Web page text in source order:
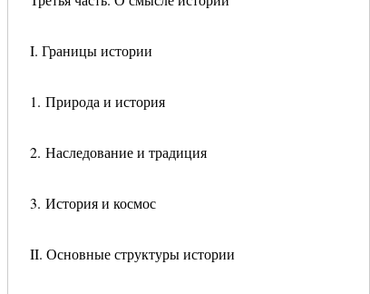
I. Границы истории
1. Природа и история
2. Наследование и традиция
3. История и космос
II. Основные структуры истории